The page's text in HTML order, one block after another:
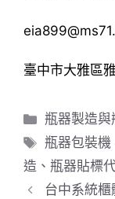
臺中市大雅區
分
類
瓶器製造與
標
籤
瓶器包裝機
造 、 瓶器貼標
台中系統